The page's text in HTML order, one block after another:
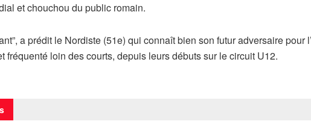
et chouchou du public romain.
a prédit le Nordiste (51e) qui connaît bien son futur adversaire pour
fréquenté loin des courts, depuis leurs débuts sur le circuit U12.